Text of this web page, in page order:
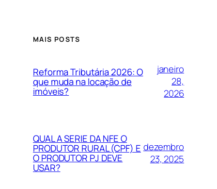
MAIS POSTS
Reforma Tributária 2026: O
que muda na locação de
imóveis?
janeiro
28,
2026
QUAL A SERIE DA NFE O
PRODUTOR RURAL (CPF) E
O PRODUTOR PJ DEVE
USAR?
dezembro
23, 2025